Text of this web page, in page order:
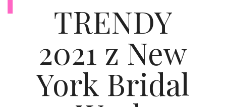
ŚLUBNE STYLE
MAGAZYNY
TRENDY
2021 z New
York Bridal